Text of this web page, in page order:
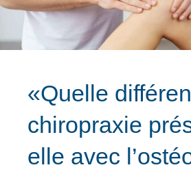
«Quelle
chiropraxie
elle avec